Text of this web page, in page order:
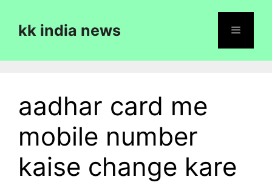
contentkk india news
aadhar card me
mobile number
kaise change kare